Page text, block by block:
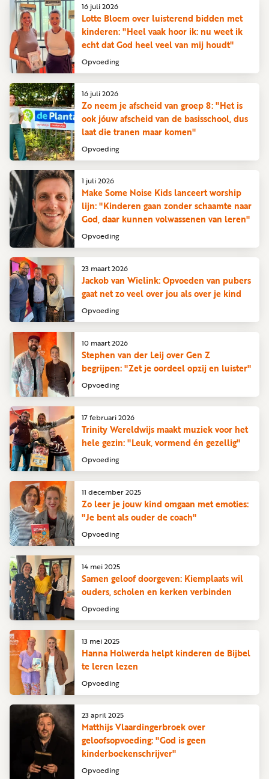
Opvoeding
Lotte Bloem over luisterend bidden met
kinderen: "Heel vaak hoor ik: nu weet ik
echt dat God heel veel van mij houdt"
16 juli 2026
Opvoeding
Zo neem je afscheid van groep 8: "Het is
ook jóuw afscheid van de basisschool, dus
laat die tranen maar komen"
16 juli 2026
Opvoeding
Make Some Noise Kids lanceert worship
lijn: "Kinderen gaan zonder schaamte naar
God, daar kunnen volwassenen van leren"
1 juli 2026
Opvoeding
Jackob van Wielink: Opvoeden van pubers
gaat net zo veel over jou als over je kind
23 maart 2026
Opvoeding
Stephen van der Leij over Gen Z
begrijpen: "Zet je oordeel opzij en luister"
10 maart 2026
Opvoeding
Trinity Wereldwijs maakt muziek voor het
hele gezin: "Leuk, vormend én gezellig"
17 februari 2026
Opvoeding
Zo leer je jouw kind omgaan met emoties:
"Je bent als ouder de coach"
11 december 2025
Opvoeding
Samen geloof doorgeven: Kiemplaats wil
ouders, scholen en kerken verbinden
14 mei 2025
Opvoeding
Hanna Holwerda helpt kinderen de Bijbel
te leren lezen
13 mei 2025
Opvoeding
Matthijs Vlaardingerbroek over
geloofsopvoeding: "God is geen
kinderboekenschrijver"
23 april 2025